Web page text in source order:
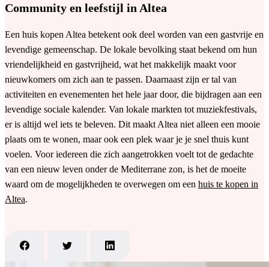
Community en leefstijl in Altea
Een huis kopen Altea betekent ook deel worden van een gastvrije en
levendige gemeenschap. De lokale bevolking staat bekend om hun
vriendelijkheid en gastvrijheid, wat het makkelijk maakt voor
nieuwkomers om zich aan te passen. Daarnaast zijn er tal van
activiteiten en evenementen het hele jaar door, die bijdragen aan een
levendige sociale kalender. Van lokale markten tot muziekfestivals,
er is altijd wel iets te beleven. Dit maakt Altea niet alleen een mooie
plaats om te wonen, maar ook een plek waar je je snel thuis kunt
voelen. Voor iedereen die zich aangetrokken voelt tot de gedachte
van een nieuw leven onder de Mediterrane zon, is het de moeite
waard om de mogelijkheden te overwegen om een huis te kopen in
Altea.